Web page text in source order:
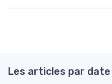
Les articles par date